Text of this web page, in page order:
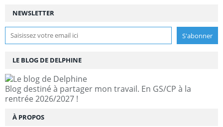
NEWSLETTER
LE BLOG DE DELPHINE
Blog destiné à partager mon travail. En GS/CP à la
rentrée 2026/2027 !
À PROPOS